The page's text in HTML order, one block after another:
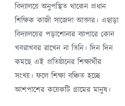
বিদ্যালয়ে অনুপস্থিত থাকেন প্রধান
শিক্ষিক কাজী সাজেদা আক্তার। এছাড়া
বিদ্যালয়ের পড়াশোনার ব্যাপারে কোন
খবরাখবর রাখেন না তিনি। দিন দিন
কমছে এই প্রতিষ্ঠানের শিক্ষার্থীর
সংখ্যা। ফলে শিক্ষা বঞ্চিত হচ্ছে
আশপাশের কয়েকটি গ্রামের মানুষ।